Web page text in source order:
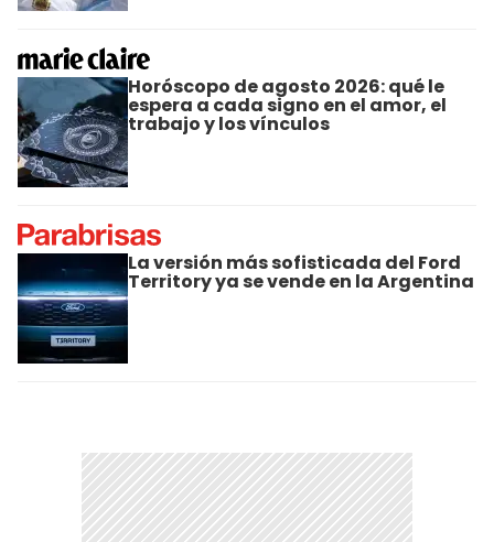
Horóscopo de agosto 2026: qué le
espera a cada signo en el amor, el
trabajo y los vínculos
La versión más sofisticada del Ford
Territory ya se vende en la Argentina